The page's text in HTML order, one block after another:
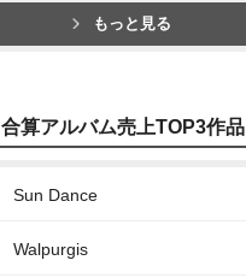
もっと見る
合算アルバム売上TOP3作品
Sun Dance
Walpurgis